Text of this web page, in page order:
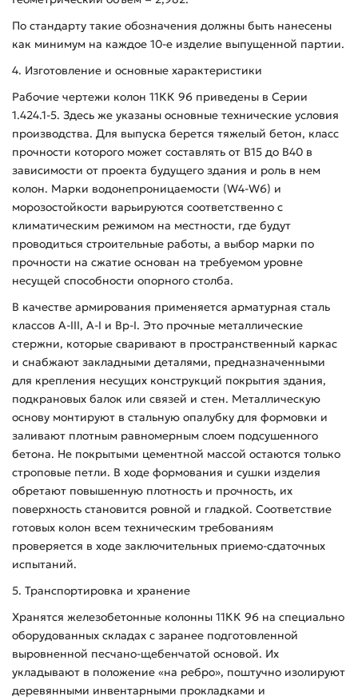
По стандарту такие обозначения должны быть нанесены
как минимум на каждое 10-е изделие выпущенной партии.
4. Изготовление и основные характеристики
Рабочие чертежи колон 11КК 96 приведены в Серии
1.424.1-5. Здесь же указаны основные технические условия
производства. Для выпуска берется тяжелый бетон, класс
прочности которого может составлять от В15 до В40 в
зависимости от проекта будущего здания и роль в нем
колон. Марки водонепроницаемости (W4-W6) и
морозостойкости варьируются соответственно с
климатическим режимом на местности, где будут
проводиться строительные работы, а выбор марки по
прочности на сжатие основан на требуемом уровне
несущей способности опорного столба.
В качестве армирования применяется арматурная сталь
классов А-ІІІ, А-І и Вр-І. Это прочные металлические
стержни, которые сваривают в пространственный каркас
и снабжают закладными деталями, предназначенными
для крепления несущих конструкций покрытия здания,
подкрановых балок или связей и стен. Металлическую
основу монтируют в стальную опалубку для формовки и
заливают плотным равномерным слоем подсушенного
бетона. Не покрытыми цементной массой остаются только
строповые петли. В ходе формования и сушки изделия
обретают повышенную плотность и прочность, их
поверхность становится ровной и гладкой. Соответствие
готовых колон всем техническим требованиям
проверяется в ходе заключительных приемо-сдаточных
испытаний.
5. Транспортировка и хранение
Хранятся железобетонные колонны 11КК 96 на специально
оборудованных складах с заранее подготовленной
выровненной песчано-щебенчатой основой. Их
укладывают в положение «на ребро», поштучно изолируют
деревянными инвентарными прокладками и